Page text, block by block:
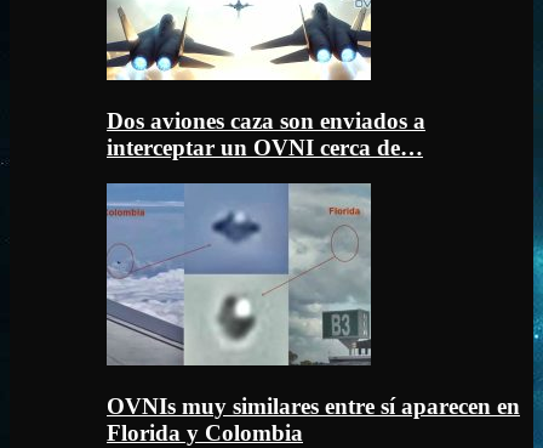
Dos aviones caza son enviados a
interceptar un OVNI cerca de…
OVNIs muy similares entre sí aparecen en
Florida y Colombia